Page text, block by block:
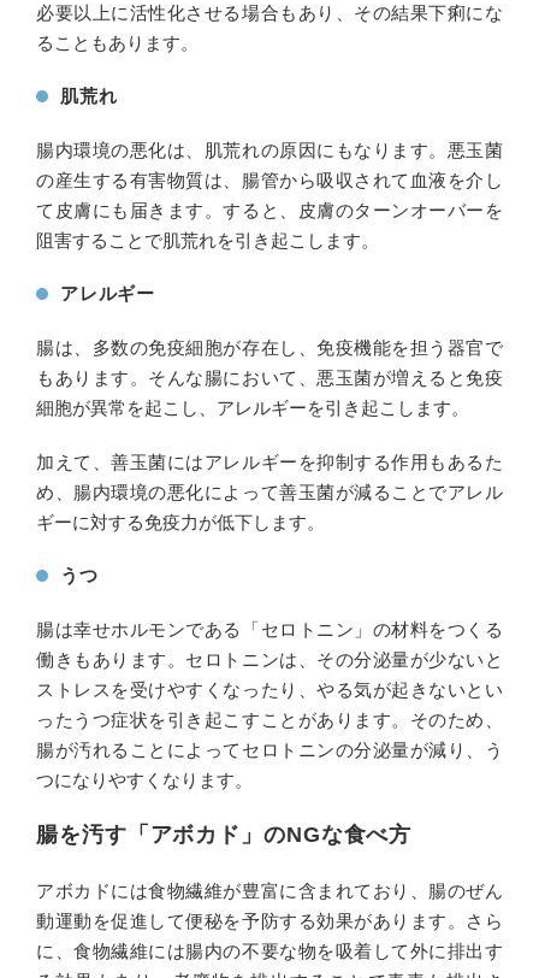
必要以上に活性化させる場合もあり、その結果下痢にな
ることもあります。
肌荒れ
腸内環境の悪化は、肌荒れの原因にもなります。悪玉菌
の産生する有害物質は、腸管から吸収されて血液を介し
て皮膚にも届きます。すると、皮膚のターンオーバーを
阻害することで肌荒れを引き起こします。
アレルギー
腸は、多数の免疫細胞が存在し、免疫機能を担う器官で
もあります。そんな腸において、悪玉菌が増えると免疫
細胞が異常を起こし、アレルギーを引き起こします。
加えて、善玉菌にはアレルギーを抑制する作用もあるた
め、腸内環境の悪化によって善玉菌が減ることでアレル
ギーに対する免疫力が低下します。
うつ
腸は幸せホルモンである「セロトニン」の材料をつくる
働きもあります。セロトニンは、その分泌量が少ないと
ストレスを受けやすくなったり、やる気が起きないとい
ったうつ症状を引き起こすことがあります。そのため、
腸が汚れることによってセロトニンの分泌量が減り、う
つになりやすくなります。
腸を汚す「アボカド」のNGな食べ方
アボカドには食物繊維が豊富に含まれており、腸のぜん
動運動を促進して便秘を予防する効果があります。さら
に、食物繊維には腸内の不要な物を吸着して外に排出す